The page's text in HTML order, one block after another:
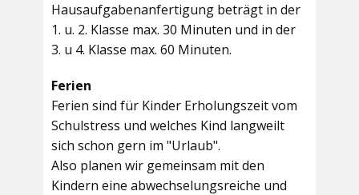
Hausaufgabenanfertigung beträgt in der
1. u. 2. Klasse max. 30 Minuten und in der
3. u 4. Klasse max. 60 Minuten.
Ferien
Ferien sind für Kinder Erholungszeit vom
Schulstress und welches Kind langweilt
sich schon gern im "Urlaub".
Also planen wir gemeinsam mit den
Kindern eine abwechselungsreiche und